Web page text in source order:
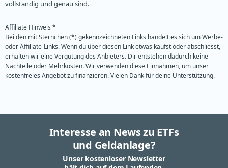
vollständig und genau sind.
Affiliate Hinweis *
Bei den mit Sternchen (*) gekennzeichneten Links handelt es sich um Werbe-
oder Affiliate-Links. Wenn du über diesen Link etwas kaufst oder abschliesst,
erhalten wir eine Vergütung des Anbieters. Dir entstehen dadurch keine
Nachteile oder Mehrkosten. Wir verwenden diese Einnahmen, um unser
kostenfreies Angebot zu finanzieren. Vielen Dank für deine Unterstützung.
Interesse an News zu ETFs
und Geldanlage?
Unser kostenloser Newsletter